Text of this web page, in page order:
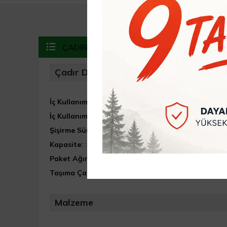
ÇADIR DETAYLARI
Çadır Detayları
İç Kullanım Ebatları:
200cm (U) x 200cm (G) x 200cm
İç Kullanım Alanı:4m²
Şişirme Süresi:5 Dakika
Kapasite: : 4 Kişilik
Paket Ağırlığı:
Taşıma Çantası:
Malzeme